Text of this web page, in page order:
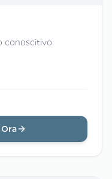
conoscitivo.